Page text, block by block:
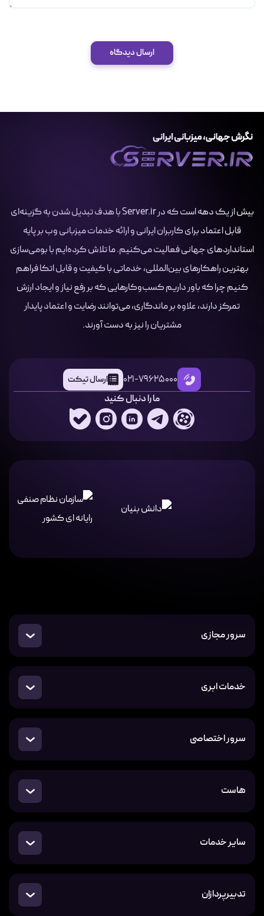
ارسال دیدگاه
بیش از یک دهه است که در Server.ir با هدف تبدیل شدن به گزینه‌ای
قابل اعتماد برای کاربران ایرانی و ارائه خدمات میزبانی وب بر پایه
استانداردهای جهانی فعالیت می‌کنیم. ما تلاش کرده‌ایم با بومی‌سازی
بهترین راهکارهای بین‌المللی، خدماتی با کیفیت و قابل اتکا فراهم
کنیم چرا که باور داریم کسب‌وکارهایی که بر رفع نیاز و ایجاد ارزش
تمرکز دارند، علاوه بر ماندگاری، می‌توانند رضایت و اعتماد پایدار
مشتریان را نیز به دست آورند.
021-79625000 ارسال تیکت
ما را دنبال کنید
سرور مجازی
خدمات ابری
سرور اختصاصی
هاست
سایر خدمات
تدبیرپردازان